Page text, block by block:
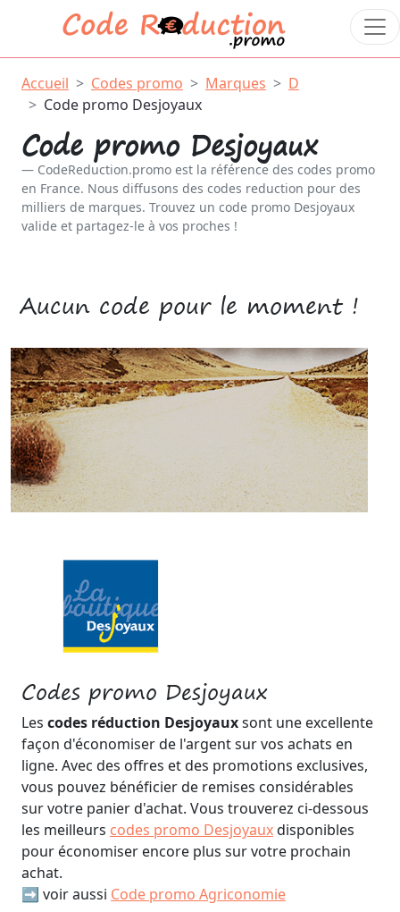
Accueil Codes promo Marques
D
Code promo Desjoyaux
Code promo Desjoyaux
CodeReduction.promo est la référence des codes promo
en France. Nous diffusons des codes reduction pour des
milliers de marques. Trouvez un code promo Desjoyaux
valide et partagez-le à vos proches !
Codes promo Desjoyaux
Les codes réduction Desjoyauxsont une excellente
façon d'économiser de l'argent sur vos achats en
ligne. Avec des offres et des promotions exclusives,
vous pouvez bénéficier de remises considérables
sur votre panier d'achat. Vous trouverez ci-dessous
les meilleurs codes promo Desjoyauxdisponibles
pour économiser encore plus sur votre prochain
achat.
➡️ voir aussi Code promo Agriconomie
Aucun code pour le moment !